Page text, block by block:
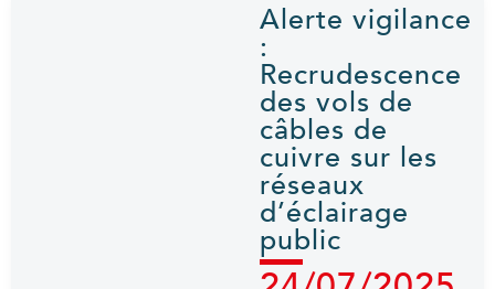
Alerte vigilance
:
Recrudescence
des vols de
câbles de
cuivre sur les
réseaux
d’éclairage
public